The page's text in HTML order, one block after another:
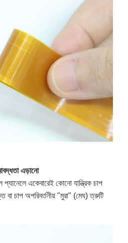
এড়ানো
একেবারেই কোনো যান্ত্রিক চাপ
বা চাপ অপরিবর্তনীয় "মুরা" (মেঘ) ত্রুটি